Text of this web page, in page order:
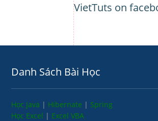
VietTuts on
Danh Sách Bài Học
Học Java | Hibernate | Spring
Học Excel | Excel VBA